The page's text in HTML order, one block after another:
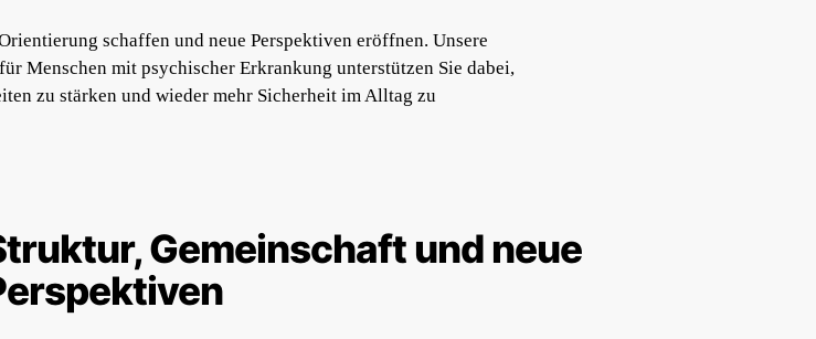
schaffen und neue Perspektiven eröffnen. Unsere
Menschen mit psychischer Erkrankung unterstützen Sie dabei,
zu stärken und wieder mehr Sicherheit im Alltag zu
Gemeinschaft und neue